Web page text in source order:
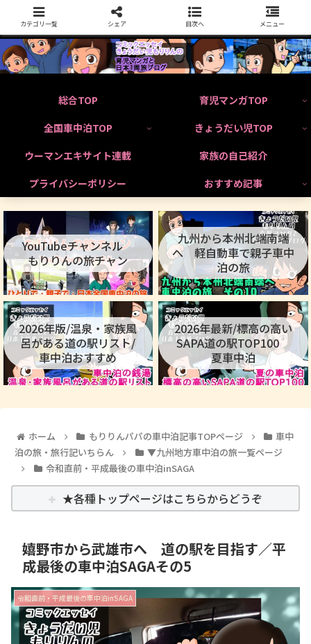
総合TOP
育児マンガTOP
全国車中泊TOP
きょうだい児TOP
ウーマンエキサイト連載
家族の自己紹介
プライバシーポリシー
おすすめ記事
YouTubeチャンネル
もりりんの旅チャン
九州から本州北端南端
へ 軽自動車で親子車中
泊の旅
2026年版/温泉・家族風
呂がある道の駅リスト/
車中泊おすすめ
2026年最新/標高の高い
SAPA道の駅TOP100
夏車中泊
ホーム もりりんパパの車中泊記事TOPページ
車中
泊の旅・旅行記いちらん
▼九州地方車中泊の旅一覧ページ
令和直前・平成最後の車中泊inSAGA
★各種トップページはこちらからどうぞ
嬉野市から武雄市へ 道の駅を目指す／平
成最後の車中泊SAGAその5
令和直前・平成最後の車中泊inSAGA
カテゴリ一覧 シェア 目次へ メニュー